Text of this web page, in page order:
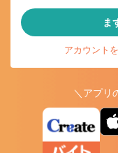
ま
アカウント
＼アプリ
ア